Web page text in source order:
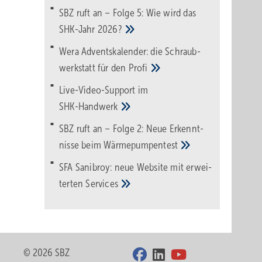
SBZ ruft an – Folge 5: Wie wird das
SHK-Jahr 2026?
Wera Adventskalender: die Schraub­
werk­statt für den Pro­fi
Live-Video-Support im
SHK-Handwerk
SBZ ruft an – Folge 2: Neue Erkennt­
nisse beimWärme­pumpen­test
SFA Sanibroy: neue Web­site mit erwei­
tertenServices
© 2026 SBZ